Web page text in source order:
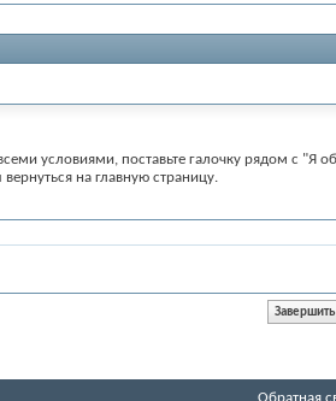
условиями, поставьте галочку рядом с "Я
вернуться на главную страницу.
напрямую связанные с этим. На форуме не
согласовать список сторонних модераторов,